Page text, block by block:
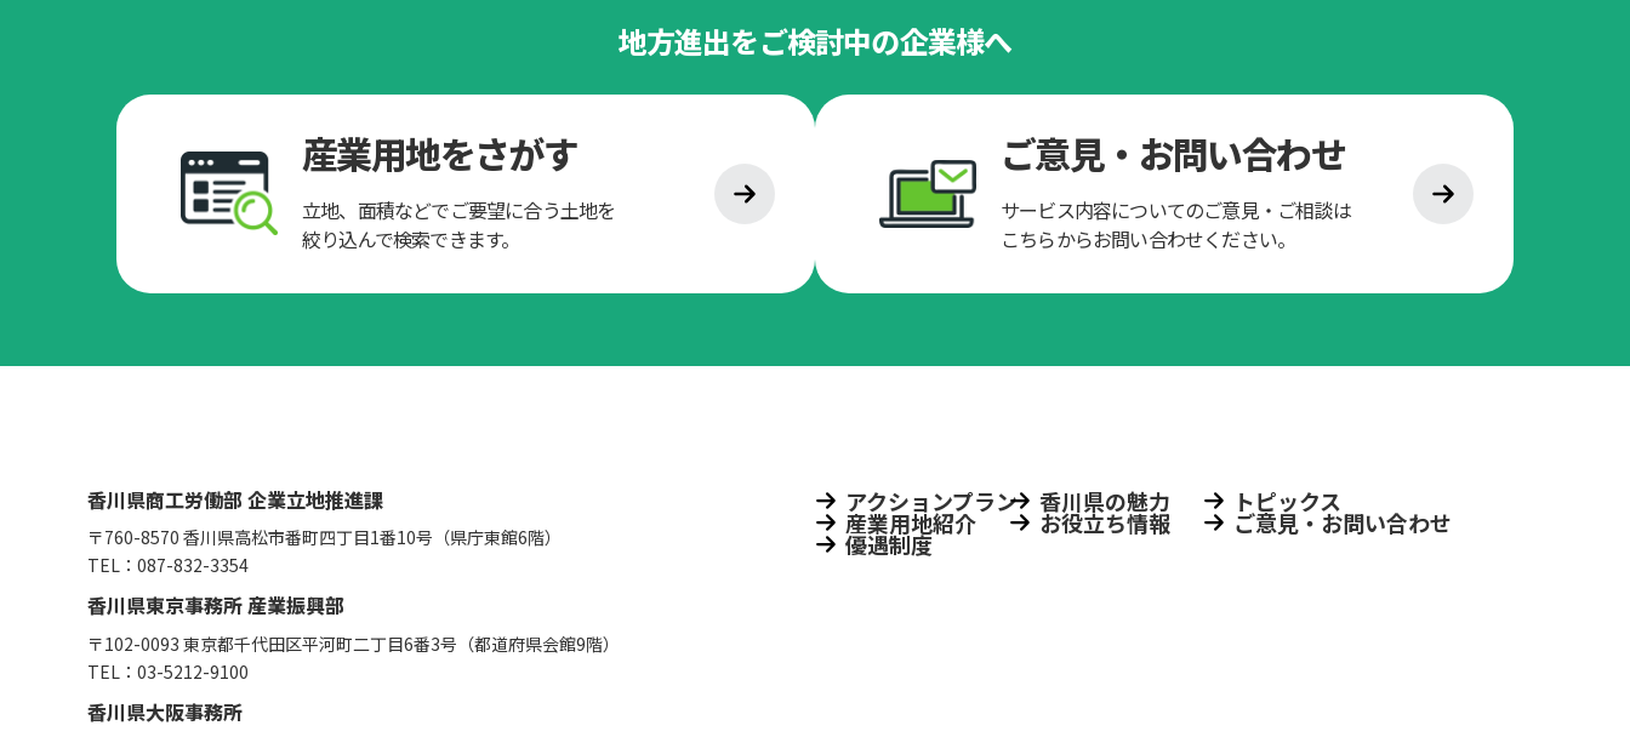
地方進出をご検討中の企業様へ
産業用地をさがす
立地、面積などでご要望に合う土地を
絞り込んで検索できます。
ご意見・お問い合わせ
サービス内容についてのご意見・ご相談は
こちらからお問い合わせください。
香川県商工労働部 企業立地推進課
〒760-8570 香川県高松市番町四丁目1番10号（県庁東館6階）
TEL： 087-832-3354
香川県東京事務所 産業振興部
〒102-0093 東京都千代田区平河町二丁目6番3号（都道府県会館9階）
TEL： 03-5212-9100
香川県大阪事務所
アクションプラン 香川県の魅力 トピックス
産業用地紹介 お役立ち情報 ご意見・お問い合わせ
優遇制度